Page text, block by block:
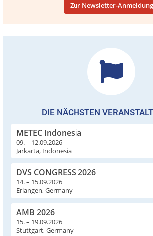
Zur Newsletter-Anmeldung
DIE NÄCHSTEN
METEC Indonesia
09. – 12.09.2026
Jarkarta, Indonesia
DVS CONGRESS 2026
14. – 15.09.2026
Erlangen, Germany
AMB 2026
15. – 19.09.2026
Stuttgart, Germany